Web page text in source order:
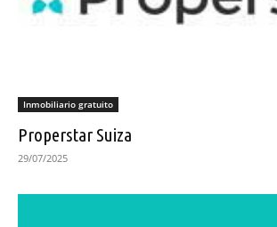
Inmobiliario gratuito
Properstar Suiza
29/07/2025